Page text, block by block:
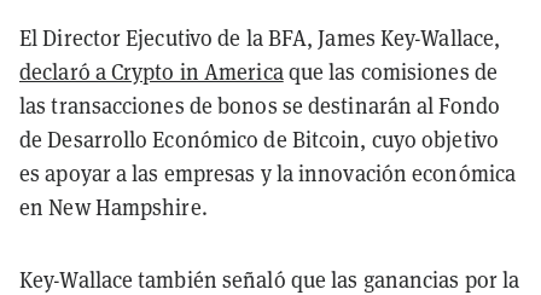
El Director Ejecutivo de la BFA, James Key-Wallace,
declaró a Crypto in Americaque las comisiones de
las transacciones de bonos se destinarán al Fondo
de Desarrollo Económico de Bitcoin, cuyo objetivo
es apoyar a las empresas y la innovación económica
en New Hampshire.
Key-Wallace también señaló que las ganancias por la